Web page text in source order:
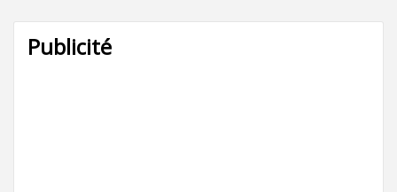
Publicité